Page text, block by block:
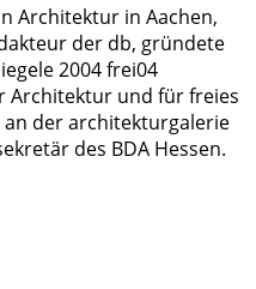
Architektur in Aachen,
der db, gründete
2004 frei04
Architektur und für freies
der architekturgalerie
des BDA Hessen.